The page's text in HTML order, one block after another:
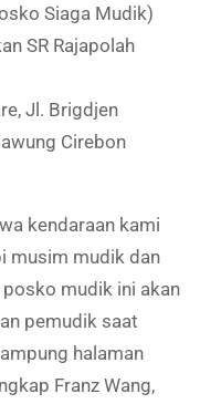
Siaga Mudik)
SR Rajapolah
Jl. Brigdjen
Cirebon
kendaraan kami
musim mudik dan
mudik ini akan
pemudik saat
halaman
Franz Wang,